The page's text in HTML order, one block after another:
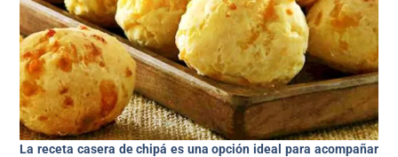
La receta casera de chipá es una opción ideal para acompañar